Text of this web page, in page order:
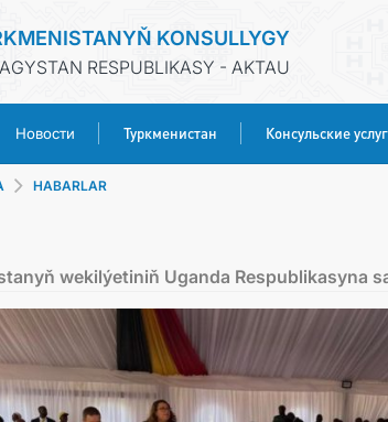
KONSULLYGY
RESPUBLIKASY - AKTAU
Новости Туркменистан Консульские
HABARLAR
wekilýetiniň Uganda Respublikasyna